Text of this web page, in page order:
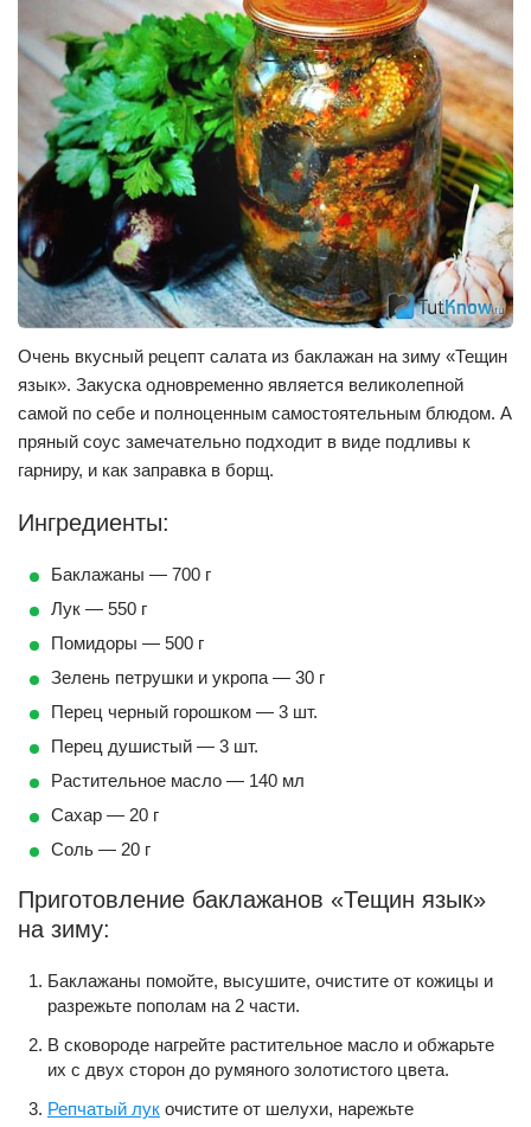
Очень вкусный рецепт салата из баклажан на зиму «Тещин
язык». Закуска одновременно является великолепной
самой по себе и полноценным самостоятельным блюдом. А
пряный соус замечательно подходит в виде подливы к
гарниру, и как заправка в борщ.
Ингредиенты:
Баклажаны — 700 г
Лук — 550 г
Помидоры — 500 г
Зелень петрушки и укропа — 30 г
Перец черный горошком — 3 шт.
Перец душистый — 3 шт.
Растительное масло — 140 мл
Сахар — 20 г
Соль — 20 г
Приготовление баклажанов «Тещин язык»
на зиму:
Баклажаны помойте, высушите, очистите от кожицы и
разрежьте пополам на 2 части.
В сковороде нагрейте растительное масло и обжарьте
их с двух сторон до румяного золотистого цвета.
Репчатый лук очистите от шелухи, нарежьте